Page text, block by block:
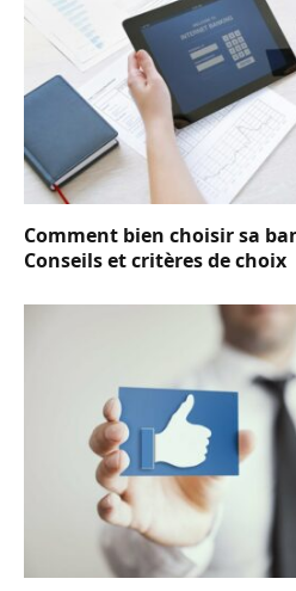
Comment bien choisir sa
Conseils et critères de choix